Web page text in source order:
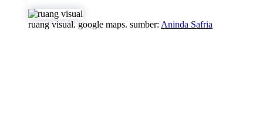
ruang visual. google maps. sumber: Aninda Safria